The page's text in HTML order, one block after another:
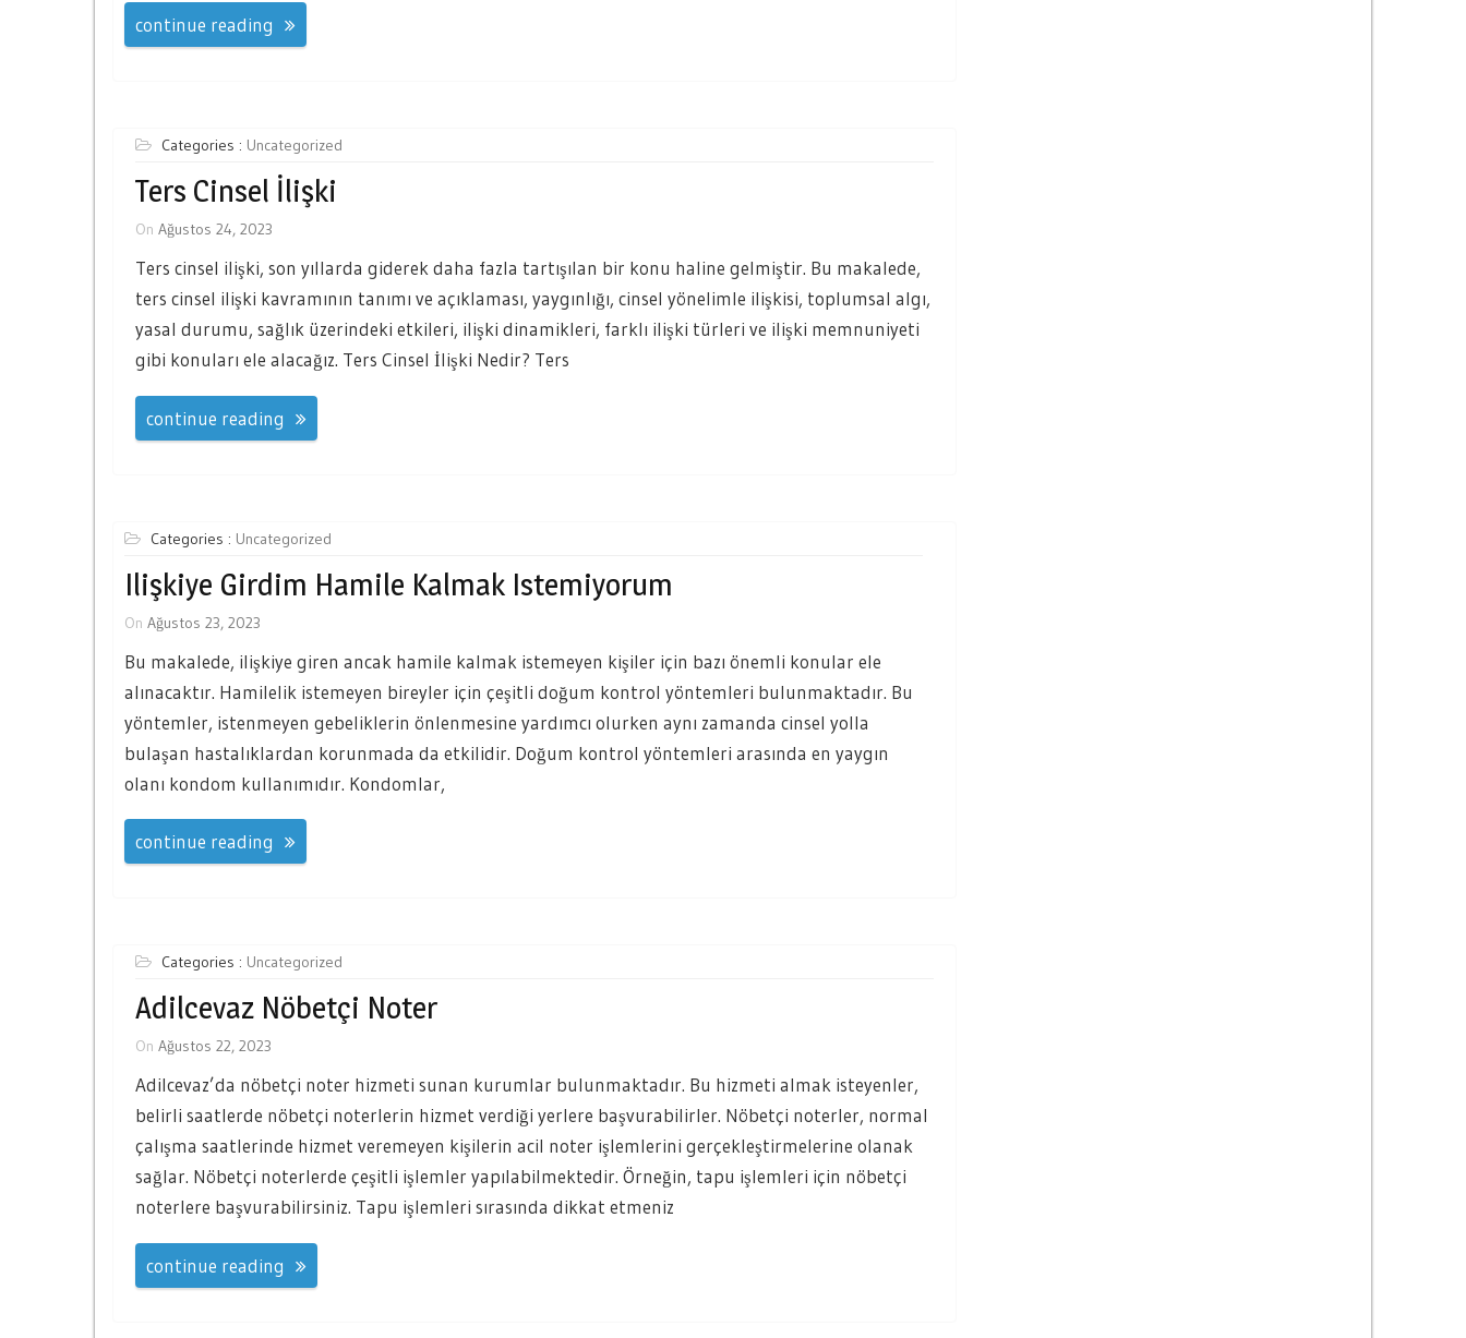
continue reading
Categories : Uncategorized
Ters Cinsel İlişki
On Ağustos 24, 2023
Ters cinsel ilişki, son yıllarda giderek daha fazla tartışılan bir konu haline gelmiştir. Bu makalede,
ters cinsel ilişki kavramının tanımı ve açıklaması, yaygınlığı, cinsel yönelimle ilişkisi, toplumsal algı,
yasal durumu, sağlık üzerindeki etkileri, ilişki dinamikleri, farklı ilişki türleri ve ilişki memnuniyeti
gibi konuları ele alacağız. Ters Cinsel İlişki Nedir? Ters
continue reading
Categories : Uncategorized
Ilişkiye Girdim Hamile Kalmak Istemiyorum
On Ağustos 23, 2023
Bu makalede, ilişkiye giren ancak hamile kalmak istemeyen kişiler için bazı önemli konular ele
alınacaktır. Hamilelik istemeyen bireyler için çeşitli doğum kontrol yöntemleri bulunmaktadır. Bu
yöntemler, istenmeyen gebeliklerin önlenmesine yardımcı olurken aynı zamanda cinsel yolla
bulaşan hastalıklardan korunmada da etkilidir. Doğum kontrol yöntemleri arasında en yaygın
olanı kondom kullanımıdır. Kondomlar,
continue reading
Categories : Uncategorized
Adilcevaz Nöbetçi Noter
On Ağustos 22, 2023
Adilcevaz’da nöbetçi noter hizmeti sunan kurumlar bulunmaktadır. Bu hizmeti almak isteyenler,
belirli saatlerde nöbetçi noterlerin hizmet verdiği yerlere başvurabilirler. Nöbetçi noterler, normal
çalışma saatlerinde hizmet veremeyen kişilerin acil noter işlemlerini gerçekleştirmelerine olanak
sağlar. Nöbetçi noterlerde çeşitli işlemler yapılabilmektedir. Örneğin, tapu işlemleri için nöbetçi
noterlere başvurabilirsiniz. Tapu işlemleri sırasında dikkat etmeniz
continue reading